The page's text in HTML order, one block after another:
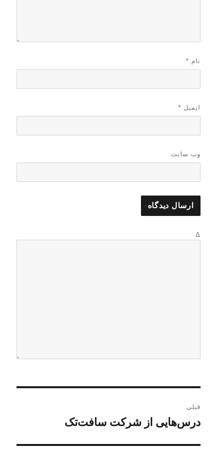
نام *
ایمیل *
وب‌ سایت
Δ
ا
قبلی
ن
ش
درس‌هایی از شرکت سافت‌تک